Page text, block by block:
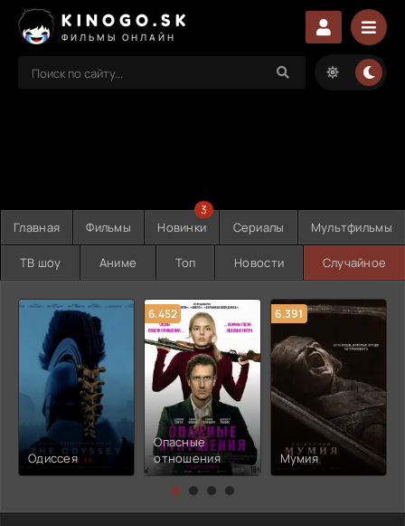
KINOGO.SK
ФИЛЬМЫ ОНЛАЙН
Главная Фильмы Новинки
3
Сериалы Мультфильмы
ТВ шоу Аниме Топ Новости Случайное
Одиссея
6.452
Опасные
отношения
6.391
Мумия